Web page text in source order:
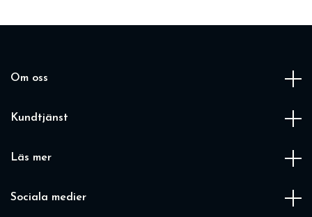
Om oss
Kundtjänst
Läs mer
Sociala medier